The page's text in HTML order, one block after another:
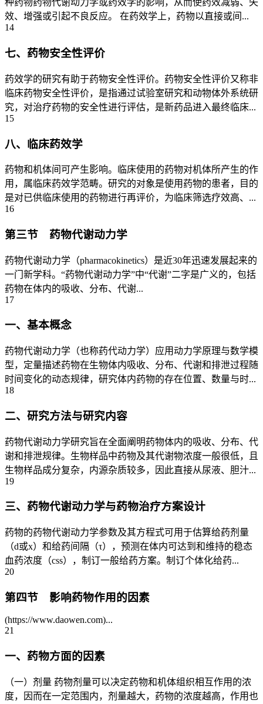
种药物药物代谢动力学或药效学的影响，从而使药效减弱、失
效、增强或引起不良反应。 在药效学上，药物以直接或间...
14
七、药物安全性评价
药效学的研究有助于药物安全性评价。药物安全性评价又称非
临床药物安全性评价，是指通过试验室研究和动物体外系统研
究，对治疗药物的安全性进行评估，是新药品进入最终临床...
15
八、临床药效学
药物和机体间可产生影响。临床使用的药物对机体所产生的作
用，属临床药效学范畴。研究的对象是使用药物的患者，目的
是对已供临床使用的药物进行再评价，为临床筛选疗效高、...
16
第三节 药物代谢动力学
药物代谢动力学（pharmacokinetics）是近30年迅速发展起来的
一门新学科。“药物代谢动力学”中“代谢”二字是广义的，包括
药物在体内的吸收、分布、代谢...
17
一、基本概念
药物代谢动力学（也称药代动力学）应用动力学原理与数学模
型，定量描述药物在生物体内吸收、分布、代谢和排泄过程随
时间变化的动态规律，研究体内药物的存在位置、数量与时...
18
二、研究方法与研究内容
药物代谢动力学研究旨在全面阐明药物体内的吸收、分布、代
谢和排泄规律。生物样品中药物及其代谢物浓度一般很低，且
生物样品成分复杂，内源杂质较多，因此直接从尿液、胆汁...
19
三、药物代谢动力学与药物治疗方案设计
药物的药物代谢动力学参数及其方程式可用于估算给药剂量
（d或x）和给药间隔（τ），预测在体内可达到和维持的稳态
血药浓度（css），制订一般给药方案。制订个体化给药...
20
第四节 影响药物作用的因素
(https://www.daowen.com)...
21
一、药物方面的因素
（一）剂量 药物剂量可以决定药物和机体组织相互作用的浓
度，因而在一定范围内，剂量越大，药物的浓度越高，作用也